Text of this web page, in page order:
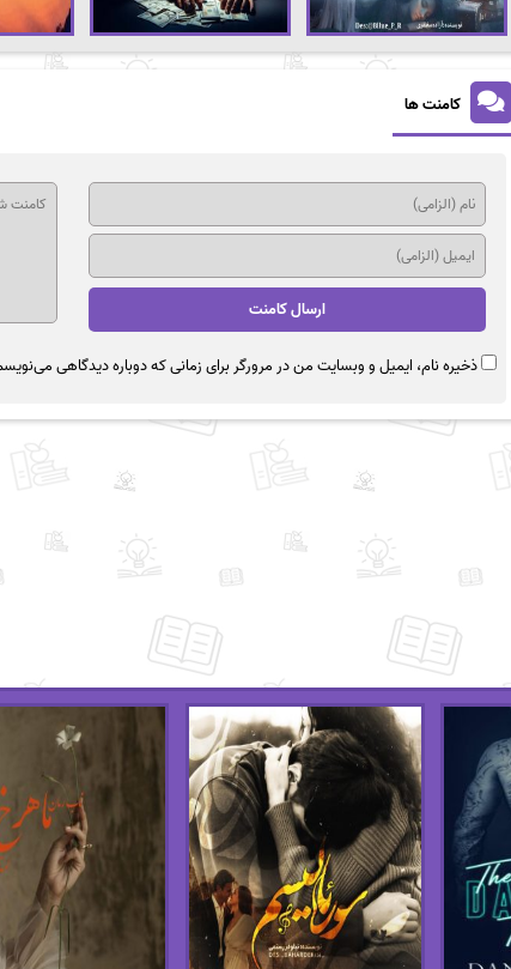
کامنت ها
ذخیره نام، ایمیل و وبسایت من در مرورگر برای زمانی که دوباره دیدگاهی